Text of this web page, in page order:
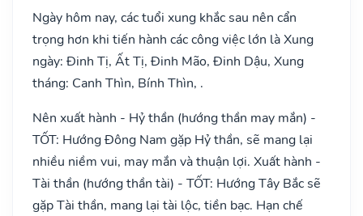
Ngày hôm nay, các tuổi xung khắc sau nên cẩn
trọng hơn khi tiến hành các công việc lớn là Xung
ngày: Đinh Tị, Ất Tị, Đinh Mão, Đinh Dậu, Xung
tháng: Canh Thìn, Bính Thìn, .
Nên xuất hành - Hỷ thần (hướng thần may mắn) -
TỐT: Hướng Đông Nam gặp Hỷ thần, sẽ mang lại
nhiều niềm vui, may mắn và thuận lợi. Xuất hành -
Tài thần (hướng thần tài) - TỐT: Hướng Tây Bắc sẽ
gặp Tài thần, mang lại tài lộc, tiền bạc. Hạn chế